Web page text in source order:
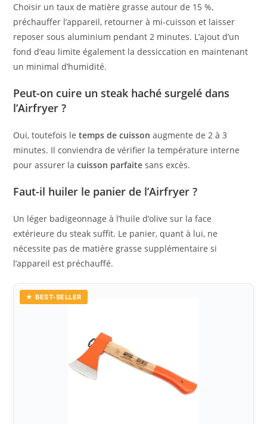
Choisir un taux de matière grasse autour de 15 %,
préchauffer l’appareil, retourner à mi-cuisson et laisser
reposer sous aluminium pendant 2 minutes. L’ajout d’un
fond d’eau limite également la dessiccation en maintenant
un minimal d’humidité.
Peut-on cuire un steak haché surgelé dans
l’Airfryer ?
Oui, toutefois letemps de cuisson augmente de 2 à 3
minutes. Il conviendra de vérifier la température interne
pour assurer lacuisson parfaite sans excès.
Faut-il huiler le panier de l’Airfryer ?
Un léger badigeonnage à l’huile d’olive sur la face
extérieure du steak suffit. Le panier, quant à lui, ne
nécessite pas de matière grasse supplémentaire si
l’appareil est préchauffé.
★ BEST-SELLER